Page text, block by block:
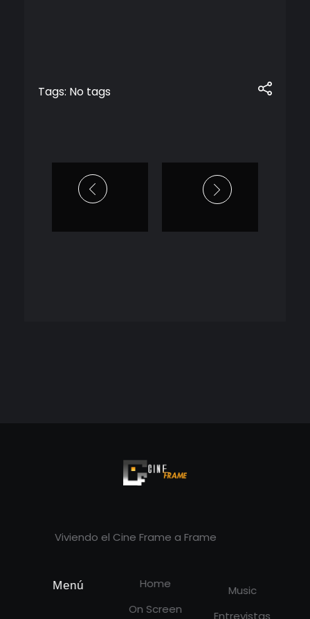
Tags: No tags
Viviendo el Cine Frame a Frame
Menú
Home
On Screen
Music
Entrevistas